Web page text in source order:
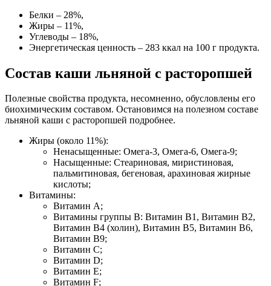
Белки – 28%,
Жиры – 11%,
Углеводы – 18%,
Энергетическая ценность – 283 ккал на 100 г продукта.
Состав каши льняной с расторопшей
Полезные свойства продукта, несомненно, обусловлены его
биохимическим составом. Остановимся на полезном составе
льняной каши с расторопшей подробнее.
Жиры (около 11%):
Ненасыщенные: Омега-3, Омега-6, Омега-9;
Насыщенные: Стеариновая, миристиновая,
пальмитиновая, бегеновая, арахиновая жирные
кислоты;
Витамины:
Витамин А;
Витамины группы В: Витамин В1, Витамин В2,
Витамин В4 (холин), Витамин В5, Витамин В6,
Витамин В9;
Витамин С;
Витамин D;
Витамин E;
Витамин F;